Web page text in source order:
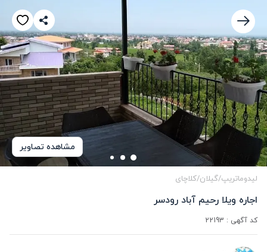
مشاهده تصاویر
لیدوماتریپ/گیلان/کلاچای
اجاره ویلا رحیم آباد رودسر
کد آگهی : 22193